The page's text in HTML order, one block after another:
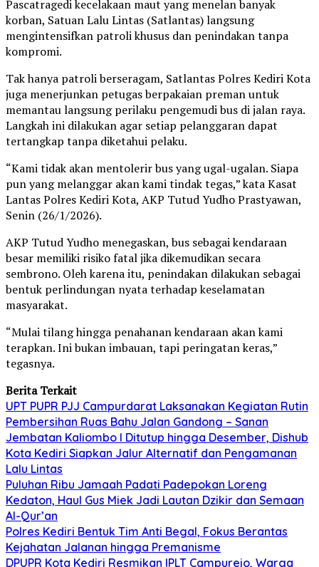
Pascatragedi kecelakaan maut yang menelan banyak
korban, Satuan Lalu Lintas (Satlantas) langsung
mengintensifkan patroli khusus dan penindakan tanpa
kompromi.
Tak hanya patroli berseragam, Satlantas Polres Kediri Kota
juga menerjunkan petugas berpakaian preman untuk
memantau langsung perilaku pengemudi bus di jalan raya.
Langkah ini dilakukan agar setiap pelanggaran dapat
tertangkap tanpa diketahui pelaku.
“Kami tidak akan mentolerir bus yang ugal-ugalan. Siapa
pun yang melanggar akan kami tindak tegas,” kata Kasat
Lantas Polres Kediri Kota, AKP Tutud Yudho Prastyawan,
Senin (26/1/2026).
AKP Tutud Yudho menegaskan, bus sebagai kendaraan
besar memiliki risiko fatal jika dikemudikan secara
sembrono. Oleh karena itu, penindakan dilakukan sebagai
bentuk perlindungan nyata terhadap keselamatan
masyarakat.
“Mulai tilang hingga penahanan kendaraan akan kami
terapkan. Ini bukan imbauan, tapi peringatan keras,”
tegasnya.
Berita Terkait
UPT PUPR PJJ Campurdarat Laksanakan Kegiatan Rutin
Pembersihan Ruas Bahu Jalan Gandong – Sanan
Jembatan Kaliombo I Ditutup hingga Desember, Dishub
Kota Kediri Siapkan Jalur Alternatif dan Pengamanan
Lalu Lintas
Puluhan Ribu Jamaah Padati Padepokan Loreng
Kedaton, Haul Gus Miek Jadi Lautan Dzikir dan Semaan
Al-Qur’an
Polres Kediri Bentuk Tim Anti Begal, Fokus Berantas
Kejahatan Jalanan hingga Premanisme
DPUPR Kota Kediri Resmikan IPLT Campurejo, Warga